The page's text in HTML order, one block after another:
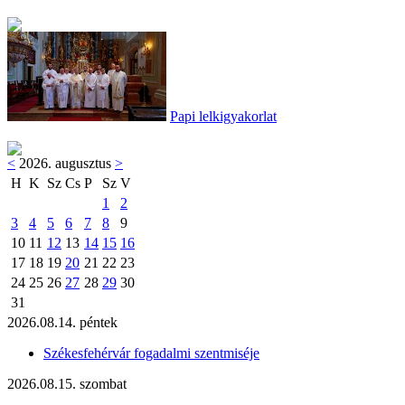
Papi lelkigyakorlat
< 2026. augusztus >
H K Sz Cs P Sz V
1
2
3
4 5 6 7 8
9
10 11 12 13 14 15 16
17 18 19 20 21 22 23
24 25 26 27 28 29 30
31
2026.08.14. péntek
Székesfehérvár fogadalmi szentmiséje
2026.08.15. szombat